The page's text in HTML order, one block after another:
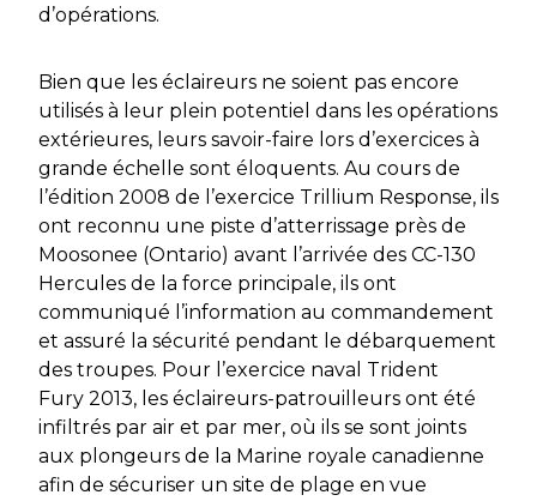
d’opérations.
Bien que les éclaireurs ne soient pas encore
utilisés à leur plein potentiel dans les opérations
extérieures, leurs savoir-faire lors d’exercices à
grande échelle sont éloquents. Au cours de
l’édition 2008 de l’exercice Trillium Response, ils
ont reconnu une piste d’atterrissage près de
Moosonee (Ontario) avant l’arrivée des CC-130
Hercules de la force principale, ils ont
communiqué l’information au commandement
et assuré la sécurité pendant le débarquement
des troupes. Pour l’exercice naval Trident
Fury 2013, les éclaireurs-patrouilleurs ont été
infiltrés par air et par mer, où ils se sont joints
aux plongeurs de la Marine royale canadienne
afin de sécuriser un site de plage en vue